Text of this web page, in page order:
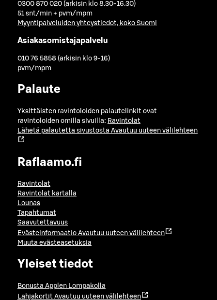
0300 870 020 (arkisin klo 8.30-16.30)
51 snt/min + pvm/mpm
Myyntipalveluiden yhteystiedot, koko Suomi
Asiakasomistajapalvelu
010 76 5858 (arkisin klo 9-16)
pvm/mpm
Palaute
Yksittäisten ravintoloiden palautelinkit ovat
ravintoloiden omilla sivuilla: Ravintolat
Lähetä palautetta sivustosta Avautuu uuteen välilehteen
Raflaamo.fi
Ravintolat
Ravintolat kartalla
Lounas
Tapahtumat
Saavutettavuus
Evästeinformaatio Avautuu uuteen välilehteen
Muuta evästeasetuksia
Yleiset tiedot
Bonusta Applen Lompakolla
Lahjakortit Avautuu uuteen välilehteen